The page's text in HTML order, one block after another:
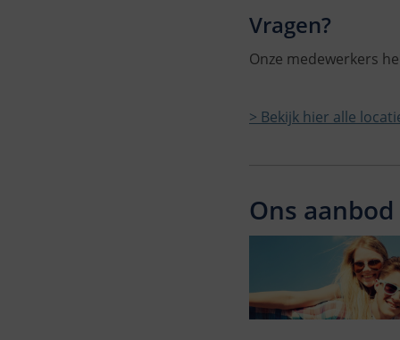
Vragen?
Onze medewerkers
> Bekijk hier alle
Ons aanbod